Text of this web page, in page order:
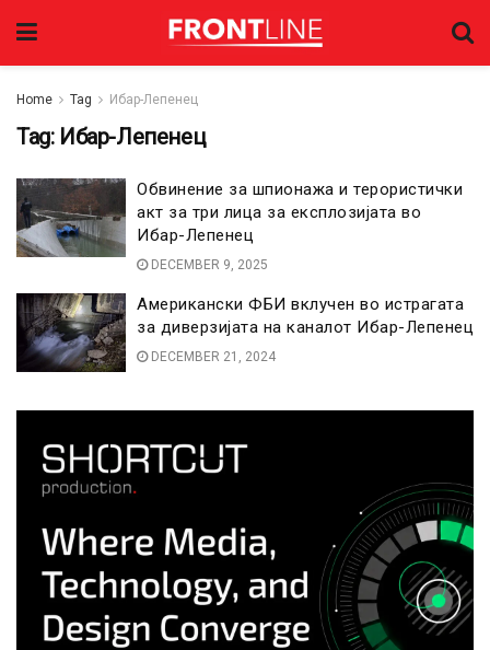
Home Tag Ибар-Лепенец
Tag: Ибар-Лепенец
Обвинение за шпионажа и терористички
акт за три лица за експлозијата во
Ибар-Лепенец
DECEMBER 9, 2025
Американски ФБИ вклучен во истрагата
за диверзијата на каналот Ибар-Лепенец
DECEMBER 21, 2024